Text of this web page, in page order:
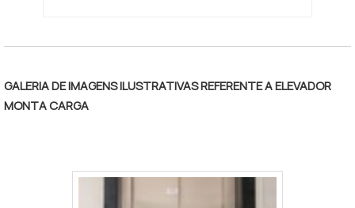
sempre a opção mais confiável,
disponibilizando itens como elevador
GALERIA DE IMAGENS ILUSTRATIVAS REFERENTE A ELEVADOR
MONTA CARGA